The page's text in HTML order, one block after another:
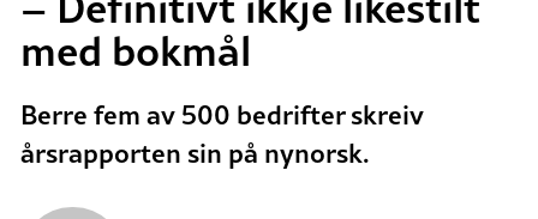
med bokmål
Berre fem av 500 bedrifter skreiv
årsrapporten sin på nynorsk.